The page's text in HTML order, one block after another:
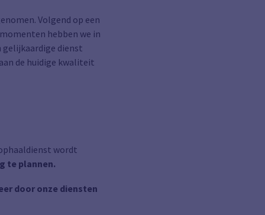
Volgend op een
hebben we in
gelijkaardige dienst
de huidige kwaliteit
wordt
te plannen.
door onze diensten